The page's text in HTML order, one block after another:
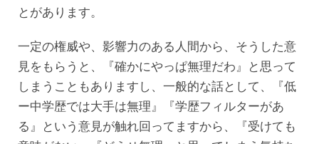
とがあります。
一定の権威や、影響力のある人間から、そうした意
見をもらうと、『確かにやっぱ無理だわ』と思って
しまうこともありますし、一般的な話として、『低
ー中学歴では大手は無理』『学歴フィルターがあ
る』という意見が触れ回ってますから、『受けても